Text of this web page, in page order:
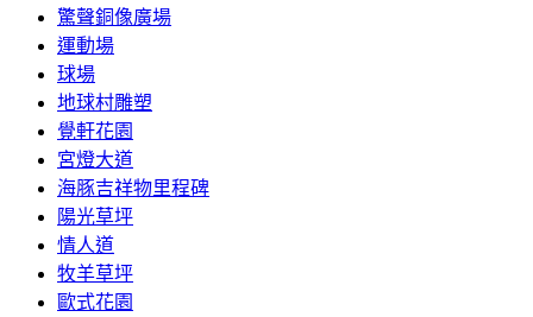
驚聲銅像廣場
運動場
球場
地球村雕塑
覺軒花園
宮燈大道
海豚吉祥物里程碑
陽光草坪
情人道
牧羊草坪
歐式花園